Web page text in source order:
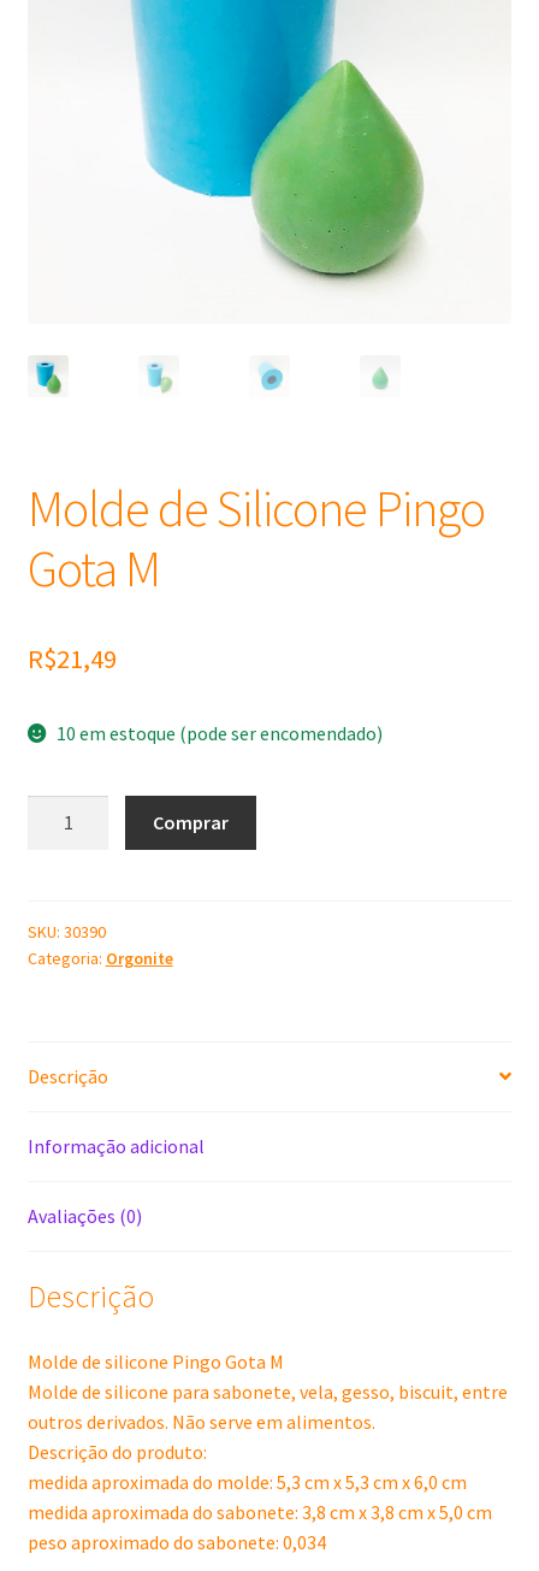
Óleos
Molde de Silicone Pingo
Gota M
R$21,49
10 em estoque (pode ser encomendado)
Gota
M
Comprar
SKU: 30390
Categoria: Orgonite
Descrição
Informação adicional
Avaliações (0)
Descrição
Molde de silicone Pingo Gota M
Molde de silicone para sabonete, vela, gesso, biscuit, entre
outros derivados. Não serve em alimentos.
Descrição do produto:
medida aproximada do molde: 5,3 cm x 5,3 cm x 6,0 cm
medida aproximada do sabonete: 3,8 cm x 3,8 cm x 5,0 cm
peso aproximado do sabonete: 0,034